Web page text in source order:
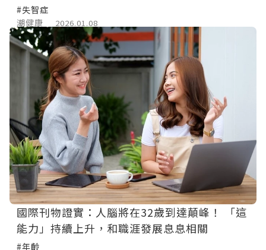
#失智症
潮健康
2026.01.08
國際刊物證實：人腦將在32歲到達顛峰！ 「這
能力」持續上升，和職涯發展息息相關
#年齡